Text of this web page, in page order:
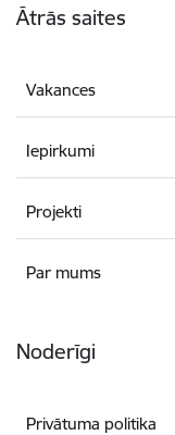
Ātrās saites
Vakances
Iepirkumi
Projekti
Par mums
Noderīgi
Privātuma politika